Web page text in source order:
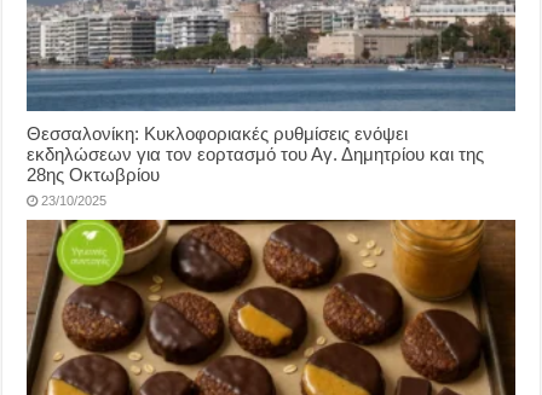
Θεσσαλονίκη: Κυκλοφοριακές ρυθμίσεις ενόψει
εκδηλώσεων για τον εορτασμό του Αγ. Δημητρίου και της
28ης Οκτωβρίου
23/10/2025